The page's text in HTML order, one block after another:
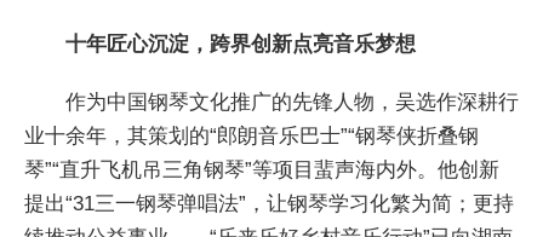
十年匠心沉淀，跨界创新点亮音乐梦想
作为中国钢琴文化推广的先锋人物，吴选作深耕行
业十余年，其策划的“郎朗音乐巴士”“钢琴侠折叠钢
琴”“直升飞机吊三角钢琴”等项目蜚声海内外。他创新
提出“31三一钢琴弹唱法”，让钢琴学习化繁为简；更持